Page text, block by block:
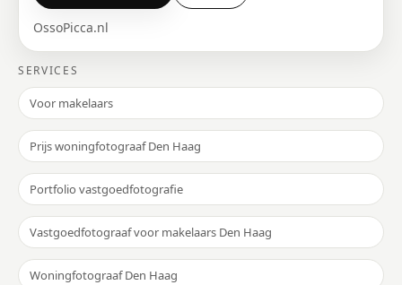
OssoPicca.nl
SERVICES
Voor makelaars
Prijs woningfotograaf Den Haag
Portfolio vastgoedfotografie
Vastgoedfotograaf voor makelaars Den Haag
Woningfotograaf Den Haag